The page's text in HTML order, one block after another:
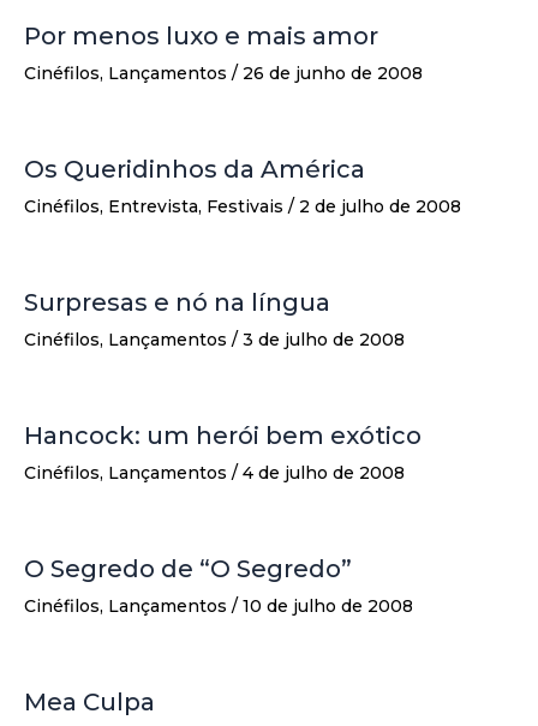
Por menos luxo e mais amor
Cinéfilos, Lançamentos / 26 de junho de 2008
Os Queridinhos da América
Cinéfilos, Entrevista, Festivais / 2 de julho de 2008
Surpresas e nó na língua
Cinéfilos, Lançamentos / 3 de julho de 2008
Hancock: um herói bem exótico
Cinéfilos, Lançamentos / 4 de julho de 2008
O Segredo de “O Segredo”
Cinéfilos, Lançamentos / 10 de julho de 2008
Mea Culpa